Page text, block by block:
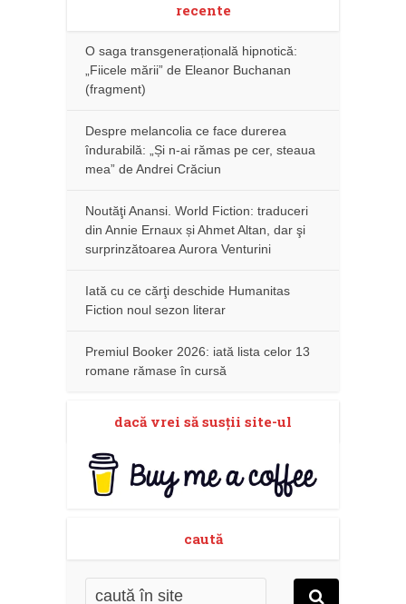
recente
O saga transgenerațională hipnotică:
„Fiicele mării” de Eleanor Buchanan
(fragment)
Despre melancolia ce face durerea
îndurabilă: „Și n-ai rămas pe cer, steaua
mea” de Andrei Crăciun
Noutăţi Anansi. World Fiction: traduceri
din Annie Ernaux și Ahmet Altan, dar şi
surprinzătoarea Aurora Venturini
Iată cu ce cărţi deschide Humanitas
Fiction noul sezon literar
Premiul Booker 2026: iată lista celor 13
romane rămase în cursă
dacă vrei să susţii site-ul
caută